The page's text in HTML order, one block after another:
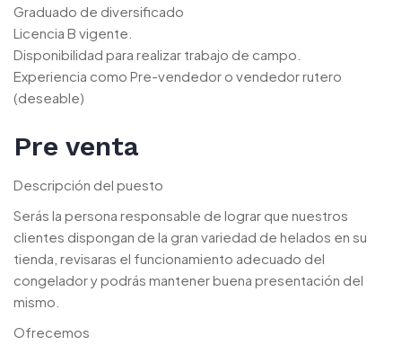
Graduado de diversificado
Licencia B vigente.
Disponibilidad para realizar trabajo de campo.
Experiencia como Pre-vendedor o vendedor rutero
(deseable)
Pre venta
Descripción del puesto
Serás la persona responsable de lograr que nuestros
clientes dispongan de la gran variedad de helados en su
tienda, revisaras el funcionamiento adecuado del
congelador y podrás mantener buena presentación del
mismo.
Ofrecemos